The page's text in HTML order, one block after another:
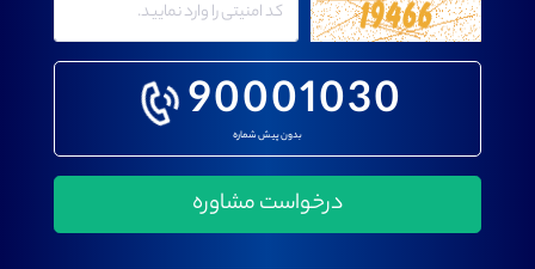
90001030
بدون پیش شماره